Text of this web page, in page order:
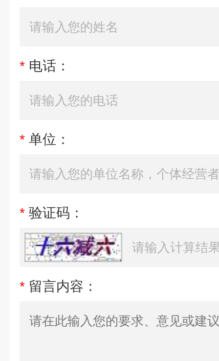
* 电话：
* 单位：
* 验证码：
* 留言内容：